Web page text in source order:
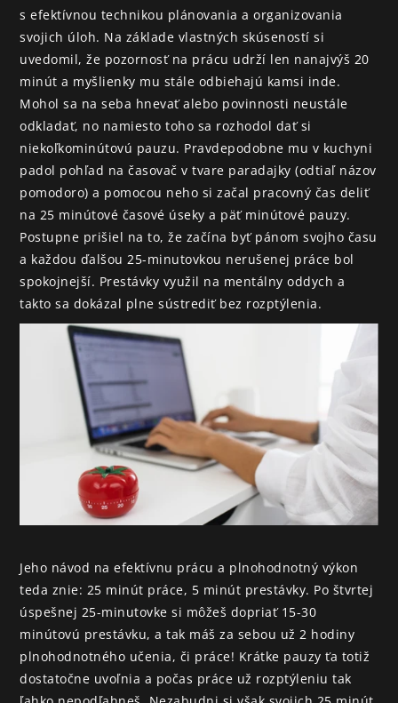
Aktuálne Vysielame
Projekty
EduKnižnica
O nás
Kontakt
PIF
s efektívnou technikou plánovania a organizovania
svojich úloh. Na základe vlastných skúseností si
uvedomil, že pozornosť na prácu udrží len nanajvýš 20
minút a myšlienky mu stále odbiehajú kamsi inde.
Mohol sa na seba hnevať alebo povinnosti neustále
odkladať, no namiesto toho sa rozhodol dať si
niekoľkominútovú pauzu. Pravdepodobne mu v kuchyni
padol pohľad na časovač v tvare paradajky (odtiaľ názov
pomodoro) a pomocou neho si začal pracovný čas deliť
na 25 minútové časové úseky a päť minútové pauzy.
Postupne prišiel na to, že začína byť pánom svojho času
a každou ďalšou 25-minutovkou nerušenej práce bol
spokojnejší. Prestávky využil na mentálny oddych a
takto sa dokázal plne sústrediť bez rozptýlenia.
Jeho návod na efektívnu prácu a plnohodnotný výkon
teda znie: 25 minút práce, 5 minút prestávky. Po štvrtej
úspešnej 25-minutovke si môžeš dopriať 15-30
minútovú prestávku, a tak máš za sebou už 2 hodiny
plnohodnotného učenia, či práce! Krátke pauzy ťa totiž
dostatočne uvoľnia a počas práce už rozptýleniu tak